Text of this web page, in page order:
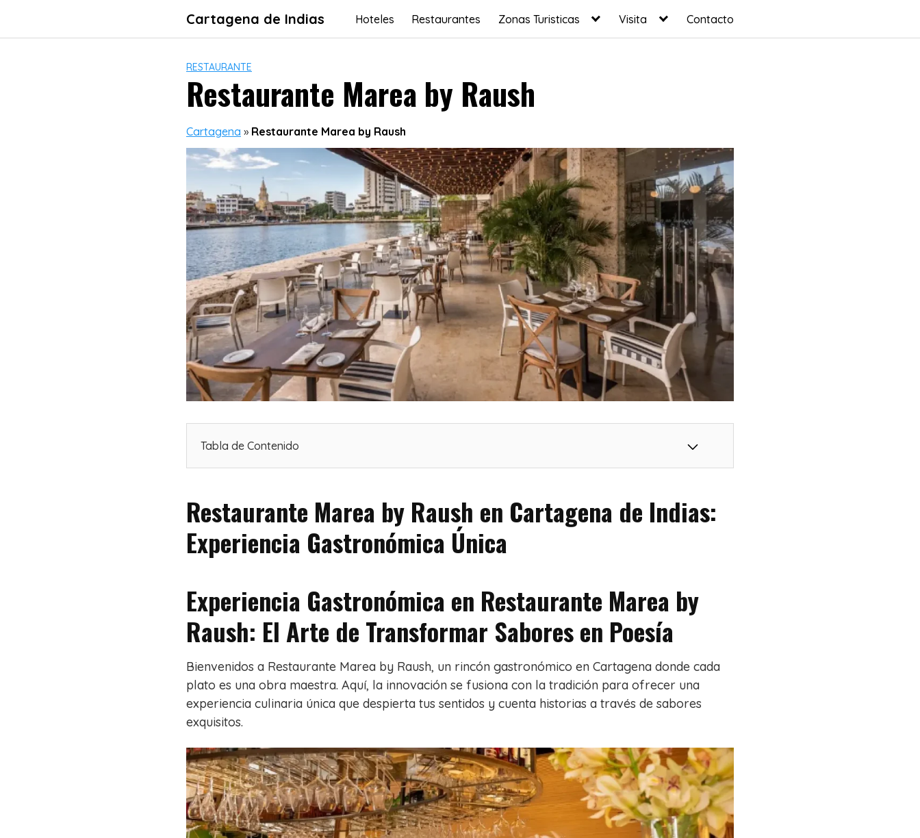
content
Cartagena de Indias Hoteles Restaurantes Zonas Turisticas Visita Contacto
RESTAURANTE
Restaurante Marea by Raush
Cartagena » Restaurante Marea by Raush
Tabla de Contenido
Restaurante Marea by Raush en Cartagena de Indias:
Experiencia Gastronómica Única
Experiencia Gastronómica en Restaurante Marea by
Raush: El Arte de Transformar Sabores en Poesía
Bienvenidos a Restaurante Marea by Raush, un rincón gastronómico en Cartagena donde cada
plato es una obra maestra. Aquí, la innovación se fusiona con la tradición para ofrecer una
experiencia culinaria única que despierta tus sentidos y cuenta historias a través de sabores
exquisitos.